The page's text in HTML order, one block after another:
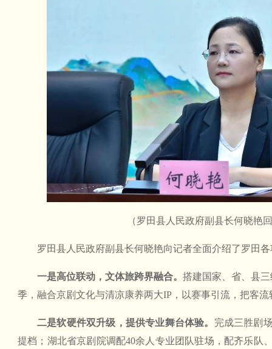
（罗田县人民政府副县长何晓艳
罗田县人民政府副县长何晓艳向记者全面介绍了罗田
一是高位联动，文体旅跨界融合。 搭建国家、省、县
季，融合京剧文化与清凉康养两大IP，以赛事引流，把客
二是软硬件双升级，提供专业舞台体验。 完成三胜剧
提档；湖北省京剧院调配40余人专业团队驻场，配齐乐队